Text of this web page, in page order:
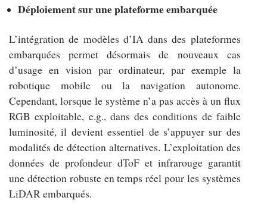
Déploiement sur une plateforme embarquée
L’intégration de modèles d’IA dans des plateformes
embarquées permet désormais de nouveaux cas
d’usage en vision par ordinateur, par exemple la
robotique mobile ou la navigation autonome.
Cependant, lorsque le système n’a pas accès à un flux
RGB exploitable, e.g., dans des conditions de faible
luminosité, il devient essentiel de s’appuyer sur des
modalités de détection alternatives. L’exploitation des
données de profondeur dToF et infrarouge garantit
une détection robuste en temps réel pour les systèmes
LiDAR embarqués.